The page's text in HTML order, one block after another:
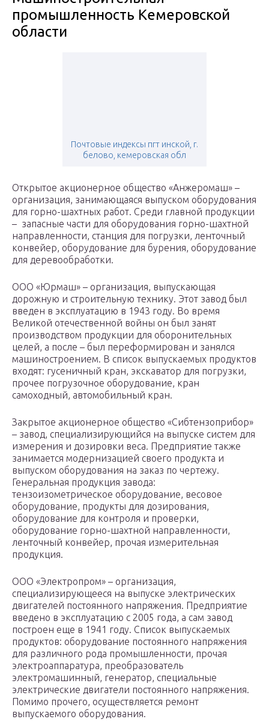
промышленность Кемеровской
области
Почтовые индексы пгт инской, г.
белово, кемеровская обл
Открытое акционерное общество «Анжеромаш» –
организация, занимающаяся выпуском оборудования
для горно-шахтных работ. Среди главной продукции
– запасные части для оборудования горно-шахтной
направленности, станция для погрузки, ленточный
конвейер, оборудование для бурения, оборудование
для деревообработки.
ООО «Юрмаш» – организация, выпускающая
дорожную и строительную технику. Этот завод был
введен в эксплуатацию в 1943 году. Во время
Великой отечественной войны он был занят
производством продукции для оборонительных
целей, а после – был переформирован и занялся
машиностроением. В список выпускаемых продуктов
входят: гусеничный кран, экскаватор для погрузки,
прочее погрузочное оборудование, кран
самоходный, автомобильный кран.
Закрытое акционерное общество «Сибтензоприбор»
– завод, специализирующийся на выпуске систем для
измерения и дозировки веса. Предприятие также
занимается модернизацией своего продукта и
выпуском оборудования на заказ по чертежу.
Генеральная продукция завода:
тензоизометрическое оборудование, весовое
оборудование, продукты для дозирования,
оборудование для контроля и проверки,
оборудование горно-шахтной направленности,
ленточный конвейер, прочая измерительная
продукция.
ООО «Электропром» – организация,
специализирующееся на выпуске электрических
двигателей постоянного напряжения. Предприятие
введено в эксплуатацию с 2005 года, а сам завод
построен еще в 1941 году. Список выпускаемых
продуктов: оборудование постоянного напряжения
для различного рода промышленности, прочая
электроаппаратура, преобразователь
электромашинный, генератор, специальные
электрические двигатели постоянного напряжения.
Помимо прочего, осуществляется ремонт
выпускаемого оборудования.